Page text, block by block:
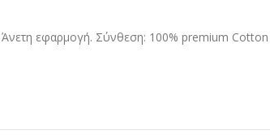
εφαρμογή. Σύνθεση: 100% premium Cotton